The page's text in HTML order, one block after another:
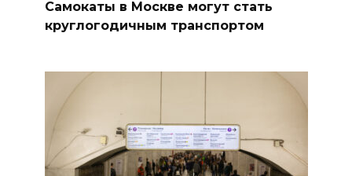
Самокаты в Москве могут стать
круглогодичным транспортом